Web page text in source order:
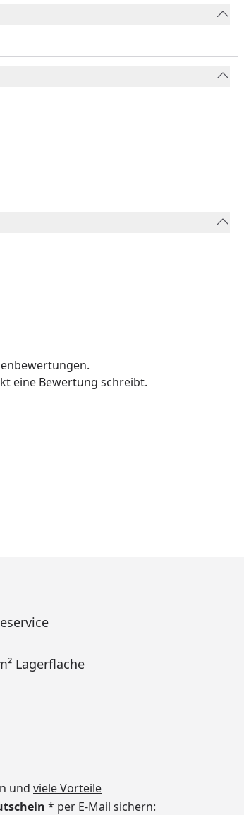
eine Bewertung schreibt.
Lagerfläche
und viele Vorteile
* per E-Mail sichern: